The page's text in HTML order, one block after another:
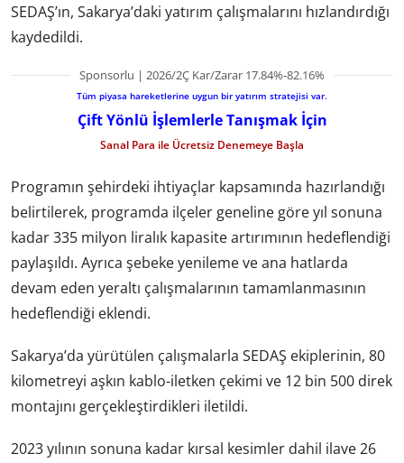
SEDAŞ’ın, Sakarya’daki yatırım çalışmalarını hızlandırdığı
kaydedildi.
Sponsorlu | 2026/2Ç Kar/Zarar 17.84%-82.16%
Tüm piyasa hareketlerine uygun bir yatırım stratejisi var.
Çift Yönlü İşlemlerle Tanışmak İçin
Sanal Para ile Ücretsiz Denemeye Başla
Programın şehirdeki ihtiyaçlar kapsamında hazırlandığı
belirtilerek, programda ilçeler geneline göre yıl sonuna
kadar 335 milyon liralık kapasite artırımının hedeflendiği
paylaşıldı. Ayrıca şebeke yenileme ve ana hatlarda
devam eden yeraltı çalışmalarının tamamlanmasının
hedeflendiği eklendi.
Sakarya’da yürütülen çalışmalarla SEDAŞ ekiplerinin, 80
kilometreyi aşkın kablo-iletken çekimi ve 12 bin 500 direk
montajını gerçekleştirdikleri iletildi.
2023 yılının sonuna kadar kırsal kesimler dahil ilave 26